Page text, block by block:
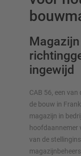
ingewijd
CAB 56, een
de bouw in
magazijn in
hoofdaannemer
van de
Andere
OVERZICHT
Palletstellingen
Verrijdbare